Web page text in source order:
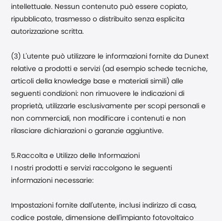
intellettuale. Nessun contenuto può essere copiato,
ripubblicato, trasmesso o distribuito senza esplicita
autorizzazione scritta.
(3) L'utente può utilizzare le informazioni fornite da Dunext
relative a prodotti e servizi (ad esempio schede tecniche,
articoli della knowledge base e materiali simili) alle
seguenti condizioni: non rimuovere le indicazioni di
proprietà, utilizzarle esclusivamente per scopi personali e
non commerciali, non modificare i contenuti e non
rilasciare dichiarazioni o garanzie aggiuntive.
5.Raccolta e Utilizzo delle Informazioni
I nostri prodotti e servizi raccolgono le seguenti
informazioni necessarie:
Impostazioni fornite dall'utente, inclusi indirizzo di casa,
codice postale, dimensione dell'impianto fotovoltaico